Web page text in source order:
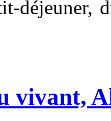
déjeuner,
vivant,